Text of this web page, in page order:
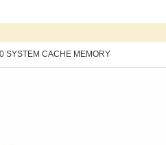
SYSTEM CACHE MEMORY